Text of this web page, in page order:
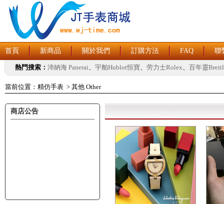
首頁 新商品 關於我們 訂購方法 FAQ 聯
熱門搜索： 沛納海 Panerai、 宇舶Hublot恒寶、 劳力士Rolex、 百年靈
當前位置： 精仿手表 > 其他 Other
商店公告